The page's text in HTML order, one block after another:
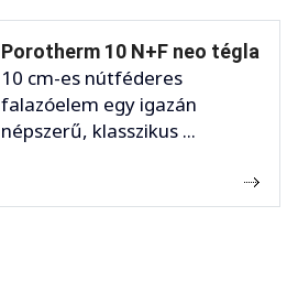
Porotherm 10 N+F neo tégla
10 cm-es nútféderes
falazóelem egy igazán
népszerű, klasszikus ...